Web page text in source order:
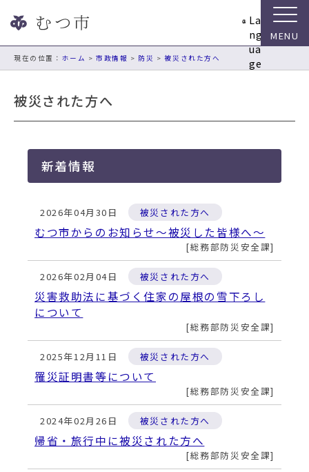
ビ
シ
La
ng
ua
ge
現在の位置： ホーム >市政情報 > 防災 >被災された方へ
被災された方へ
新着情報
2026年04月30日 被災された方へ
むつ市からのお知らせ～被災した皆様へ～
総務部防災安全課
2026年02月04日 被災された方へ
災害救助法に基づく住家の屋根の雪下ろし
について
総務部防災安全課
2025年12月11日 被災された方へ
罹災証明書等について
総務部防災安全課
2024年02月26日 被災された方へ
帰省・旅行中に被災された方へ
総務部防災安全課